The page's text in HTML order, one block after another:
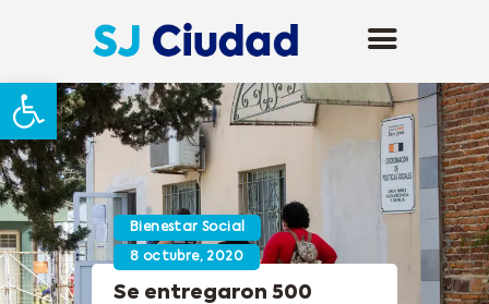
Abrir barra de herramientas
Bienestar Social
8 octubre, 2020
Se entregaron 500